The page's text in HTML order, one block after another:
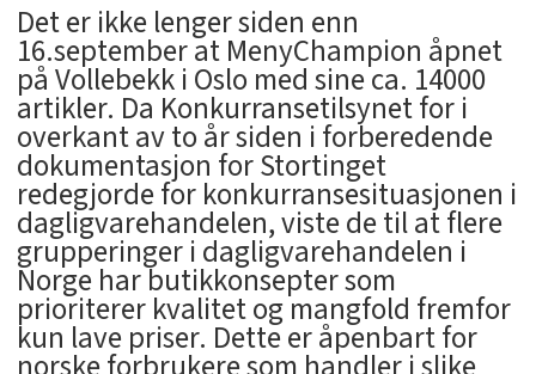
Det er ikke lenger siden enn
16.september at MenyChampion åpnet
på Vollebekk i Oslo med sine ca. 14000
artikler. Da Konkurransetilsynet for i
overkant av to år siden i forberedende
dokumentasjon for Stortinget
redegjorde for konkurransesituasjonen i
dagligvarehandelen, viste de til at flere
grupperinger i dagligvarehandelen i
Norge har butikkonsepter som
prioriterer kvalitet og mangfold fremfor
kun lave priser. Dette er åpenbart for